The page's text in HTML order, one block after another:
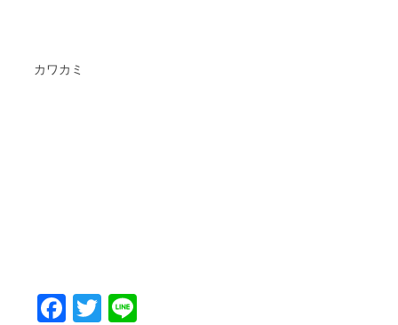
カワカミ
Facebook
Twitter